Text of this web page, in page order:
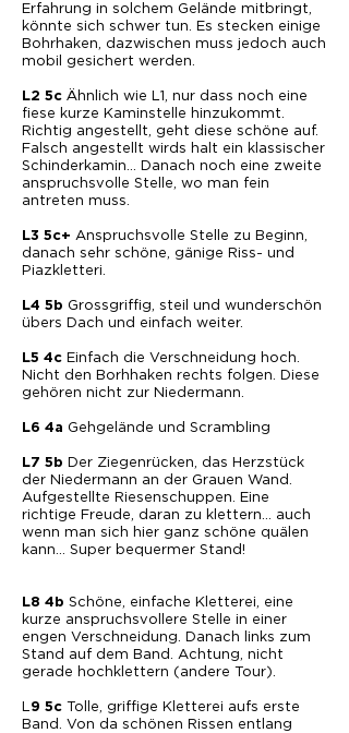
Erfahrung in solchem Gelände mitbringt,
könnte sich schwer tun. Es stecken einige
Bohrhaken, dazwischen muss jedoch auch
mobil gesichert werden.
L2 5c Ähnlich wie L1, nur dass noch eine
fiese kurze Kaminstelle hinzukommt.
Richtig angestellt, geht diese schöne auf.
Falsch angestellt wirds halt ein klassischer
Schinderkamin… Danach noch eine zweite
anspruchsvolle Stelle, wo man fein
antreten muss.
L3 5c+ Anspruchsvolle Stelle zu Beginn,
danach sehr schöne, gänige Riss- und
Piazkletteri.
L4 5b Grossgriffig, steil und wunderschön
übers Dach und einfach weiter.
L5 4c Einfach die Verschneidung hoch.
Nicht den Borhhaken rechts folgen. Diese
gehören nicht zur Niedermann.
L6 4a Gehgelände und Scrambling
L7 5b
Der Ziegenrücken, das Herzstück
der Niedermann an der Grauen Wand.
Aufgestellte Riesenschuppen. Eine
richtige Freude, daran zu klettern… auch
wenn man sich hier ganz schöne quälen
kann… Super bequermer Stand!
L8 4b Schöne, einfache Kletterei, eine
kurze anspruchsvollere Stelle in einer
engen Verschneidung. Danach links zum
Stand auf dem Band. Achtung, nicht
gerade hochklettern (andere Tour).
L9 5c Tolle, griffige Kletterei aufs erste
Band. Von da schönen Rissen entlang